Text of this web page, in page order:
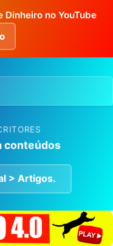
no YouTube
conteúdos
> Artigos.